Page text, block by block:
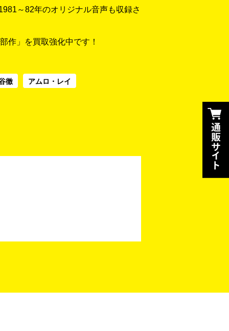
～82年のオリジナル音声も収録さ
作」を買取強化中です！
徹 アムロ・レイ